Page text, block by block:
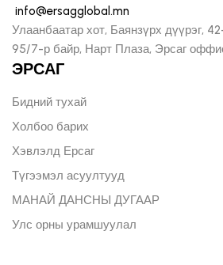
info@ersagglobal.mn
Улаанбаатар хот, Баянзүрх дүүрэг,
95/7-р байр, Нарт Плаза, Эрсаг
ЭРСАГ
Бидний тухай
Холбоо барих
Хэвлэлд Ерсаг
Түгээмэл асуултууд
МАНАЙ ДАНСНЫ ДУГААР
Улс орны урамшуулал